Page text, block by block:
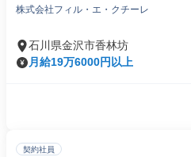
株式会社フィル・エ・クチーレ
石川県金沢市香林坊
月給19万6000円以上
契約社員